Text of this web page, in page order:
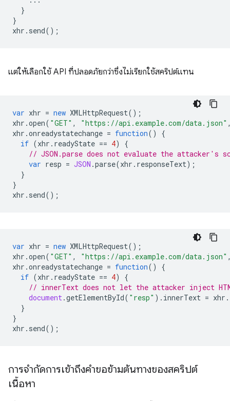
}
}
xhr . send();
แต่ให้เลือกใช้ API ที่ปลอดภัยกว่าซึ่งไม่เรียกใช้สคริปต์แทน
var xhr = new XMLHttpRequest();
xhr .open( "GET" , "https://api.example.com/data.json"
xhr .onreadystatechange = function()
{
if (xhr . readyState == 4)
{
// JSON.parse does not evaluate the attacker's
var resp = JSON .parse(xhr . responseText);
}
}
xhr . send();
var xhr = new XMLHttpRequest();
xhr .open( "GET" , "https://api.example.com/data.json"
xhr .onreadystatechange = function()
{
if (xhr . readyState == 4)
{
// innerText does not let the attacker inject
document.getElementById( "resp" ). innerText = xhr .
}
}
xhr . send();
การจำกัดการเข้าถึงคำขอข้ามต้นทางของสคริปต์
เนื้อหา